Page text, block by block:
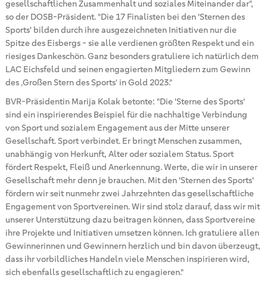
gesellschaftlichen Zusammenhalt und soziales Miteinander dar",
so der DOSB-Präsident. "Die 17 Finalisten bei den 'Sternen des
Sports' bilden durch ihre ausgezeichneten Initiativen nur die
Spitze des Eisbergs - sie alle verdienen größten Respekt und ein
riesiges Dankeschön. Ganz besonders gratuliere ich natürlich dem
LAC Eichsfeld und seinen engagierten Mitgliedern zum Gewinn
des ‚Großen Stern des Sports‘ in Gold 2023."
BVR-Präsidentin Marija Kolak betonte: "Die 'Sterne des Sports'
sind ein inspirierendes Beispiel für die nachhaltige Verbindung
von Sport und sozialem Engagement aus der Mitte unserer
Gesellschaft. Sport verbindet. Er bringt Menschen zusammen,
unabhängig von Herkunft, Alter oder sozialem Status. Sport
fördert Respekt, Fleiß und Anerkennung. Werte, die wir in unserer
Gesellschaft mehr denn je brauchen. Mit den 'Sternen des Sports'
fördern wir seit nunmehr zwei Jahrzehnten das gesellschaftliche
Engagement von Sportvereinen. Wir sind stolz darauf, dass wir mit
unserer Unterstützung dazu beitragen können, dass Sportvereine
ihre Projekte und Initiativen umsetzen können. Ich gratuliere allen
Gewinnerinnen und Gewinnern herzlich und bin davon überzeugt,
dass ihr vorbildliches Handeln viele Menschen inspirieren wird,
sich ebenfalls gesellschaftlich zu engagieren."